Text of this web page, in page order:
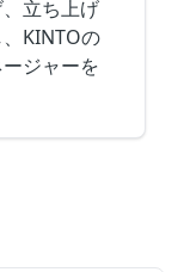
立ち上げ
KINTOの
ジャーを